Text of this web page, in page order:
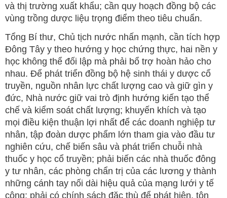
và thị trường xuất khẩu; cần quy hoạch đồng bộ các
vùng trồng dược liệu trọng điểm theo tiêu chuẩn.
Tổng Bí thư, Chủ tịch nước nhấn mạnh, cần tích hợp
Đông Tây y theo hướng y học chứng thực, hai nền y
học không thể đối lập mà phải bổ trợ hoàn hảo cho
nhau. Để phát triển đồng bộ hệ sinh thái y dược cổ
truyền, nguồn nhân lực chất lượng cao và giữ gìn y
đức, Nhà nước giữ vai trò định hướng kiến tạo thể
chế và kiểm soát chất lượng; khuyến khích và tạo
mọi điều kiện thuận lợi nhất để các doanh nghiệp tư
nhân, tập đoàn dược phẩm lớn tham gia vào đầu tư
nghiên cứu, chế biến sâu và phát triển chuỗi nhà
thuốc y học cổ truyền; phải biến các nhà thuốc đông
y tư nhân, các phòng chẩn trị của các lương y thành
những cánh tay nối dài hiệu quả của mạng lưới y tế
công; phải có chính sách đặc thù để phát hiện, tôn